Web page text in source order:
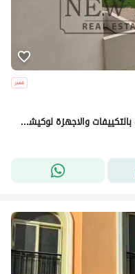
للبيع في البروج فيلا مستقلة مساحة كبيرة بالتكييفات والاجهزة لوكيشن مميز